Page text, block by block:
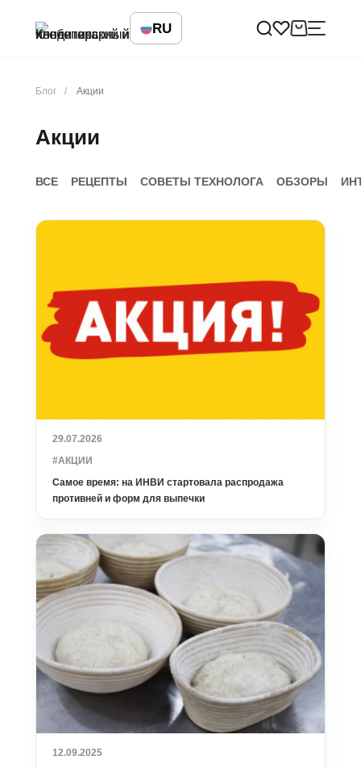
RU
Блог Акции
Акции
ВСЕ РЕЦЕПТЫ СОВЕТЫ ТЕХНОЛОГА ОБЗОРЫ
29.07.2026
#АКЦИИ
Самое время: на ИНВИ стартовала распродажа
противней и форм для выпечки
12.09.2025